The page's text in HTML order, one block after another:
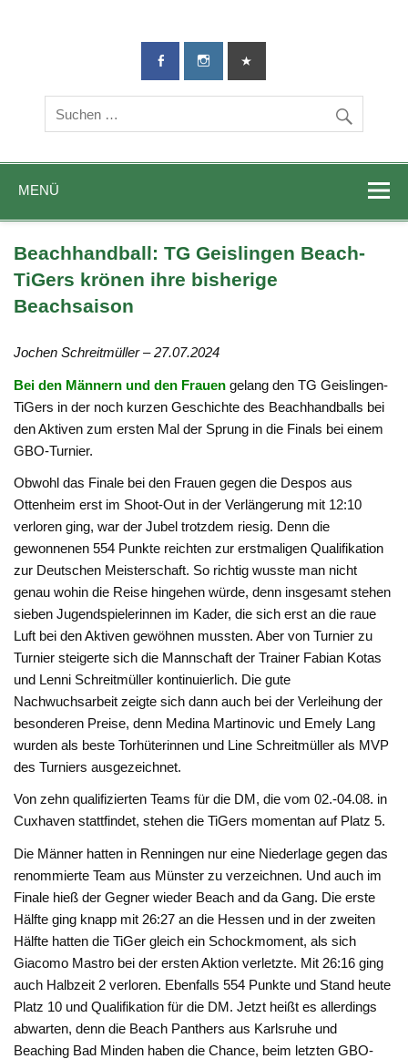
TG-Geislingen
DIE Sportadresse in Geislingen!
MENÜ
Beachhandball: TG Geislingen Beach-
TiGers krönen ihre bisherige
Beachsaison
Jochen Schreitmüller – 27.07.2024
Bei den Männern und den Frauen gelang den TG Geislingen-
TiGers in der noch kurzen Geschichte des Beachhandballs bei
den Aktiven zum ersten Mal der Sprung in die Finals bei einem
GBO-Turnier.
Obwohl das Finale bei den Frauen gegen die Despos aus
Ottenheim erst im Shoot-Out in der Verlängerung mit 12:10
verloren ging, war der Jubel trotzdem riesig. Denn die
gewonnenen 554 Punkte reichten zur erstmaligen Qualifikation
zur Deutschen Meisterschaft. So richtig wusste man nicht
genau wohin die Reise hingehen würde, denn insgesamt stehen
sieben Jugendspielerinnen im Kader, die sich erst an die raue
Luft bei den Aktiven gewöhnen mussten. Aber von Turnier zu
Turnier steigerte sich die Mannschaft der Trainer Fabian Kotas
und Lenni Schreitmüller kontinuierlich. Die gute
Nachwuchsarbeit zeigte sich dann auch bei der Verleihung der
besonderen Preise, denn Medina Martinovic und Emely Lang
wurden als beste Torhüterinnen und Line Schreitmüller als MVP
des Turniers ausgezeichnet.
Von zehn qualifizierten Teams für die DM, die vom 02.-04.08. in
Cuxhaven stattfindet, stehen die TiGers momentan auf Platz 5.
Die Männer hatten in Renningen nur eine Niederlage gegen das
renommierte Team aus Münster zu verzeichnen. Und auch im
Finale hieß der Gegner wieder Beach and da Gang. Die erste
Hälfte ging knapp mit 26:27 an die Hessen und in der zweiten
Hälfte hatten die TiGer gleich ein Schockmoment, als sich
Giacomo Mastro bei der ersten Aktion verletzte. Mit 26:16 ging
auch Halbzeit 2 verloren. Ebenfalls 554 Punkte und Stand heute
Platz 10 und Qualifikation für die DM. Jetzt heißt es allerdings
abwarten, denn die Beach Panthers aus Karlsruhe und
Beaching Bad Minden haben die Chance, beim letzten GBO-